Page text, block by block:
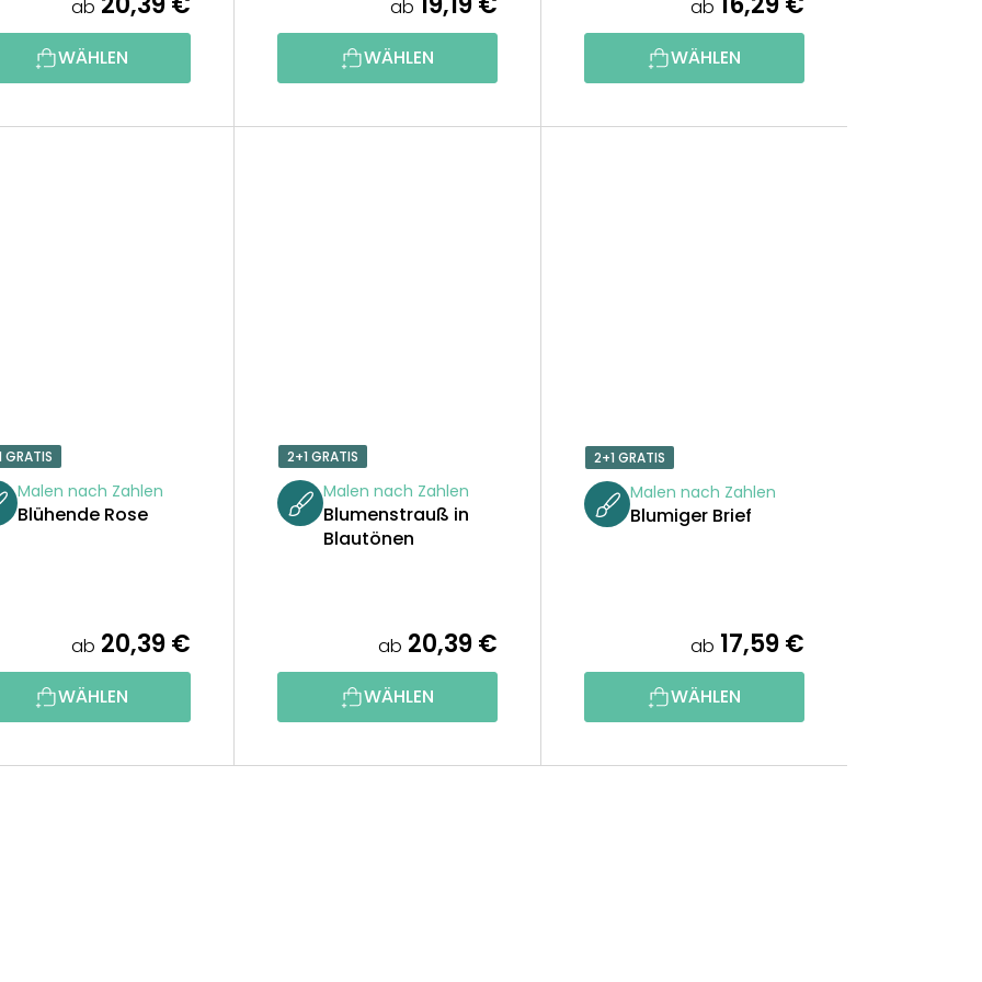
ab
WÄHLEN
ab
WÄHLEN
ab
WÄHLEN
GRATIS
Malen nach Zahlen
Blühende Rose
ab 20,39 €
WÄHLEN
2+1 GRATIS
Malen nach Zahlen
Blumenstrauß in
Blautönen
ab 20,39 €
WÄHLEN
2+1 GRATIS
Malen nach Zahlen
Blumiger Brief
ab 17,59 €
WÄHLEN